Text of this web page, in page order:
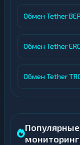
Обмен Tether
Обмен Tether
Обмен Tether